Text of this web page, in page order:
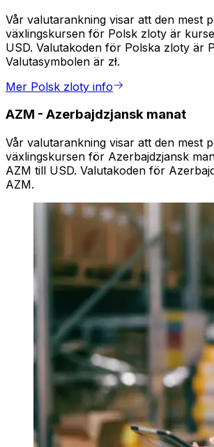
Vår valutarankning visar att den mest
växlingskursen för Polsk zloty är
USD. Valutakoden för Polska zloty är
Valutasymbolen är zł.
Mer Polsk zloty info
AZM - Azerbajdzjansk manat
Vår valutarankning visar att den mest
växlingskursen för Azerbajdzjansk
AZM till USD. Valutakoden för
AZM.